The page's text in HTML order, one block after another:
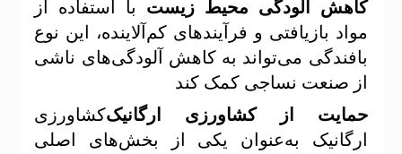
کاهش آلودگی محیط زیست
با استفاده از
مواد بازیافتی و فرآیندهای کم‌آلاینده، این نوع
بافندگی می‌تواند به کاهش آلودگی‌های ناشی
از صنعت نساجی کمک کند
حمایت از کشاورزی ارگانیککشاورزی
ارگانیک به‌عنوان یکی از بخش‌های اصلی